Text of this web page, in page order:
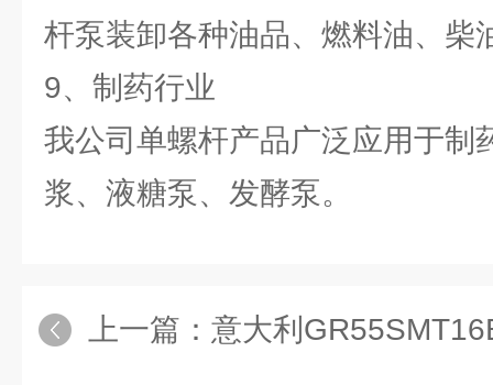
杆泵装卸各种油品、燃料油、柴
9、制药行业
我公司单螺杆产品广泛应用于制
浆、液糖泵、发酵泵。
上一篇： 意大利